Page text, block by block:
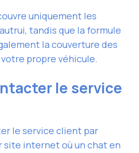
uniquement les
tandis que la formule
la couverture des
propre véhicule.
le service
le service client par
site internet où un chat en